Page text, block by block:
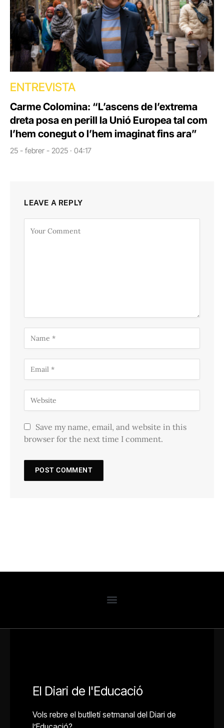
ENTREVISTA
Carme Colomina: “L’ascens de l’extrema
dreta posa en perill la Unió Europea tal com
l’hem conegut o l’hem imaginat fins ara”
25 - febrer - 2025 · 04:17
LEAVE A REPLY
Save my name, email, and website in this
browser for the next time I comment.